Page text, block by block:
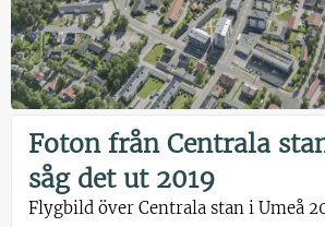
Foton från Centrala
såg det ut 2019
Flygbild över Centrala stan i Umeå